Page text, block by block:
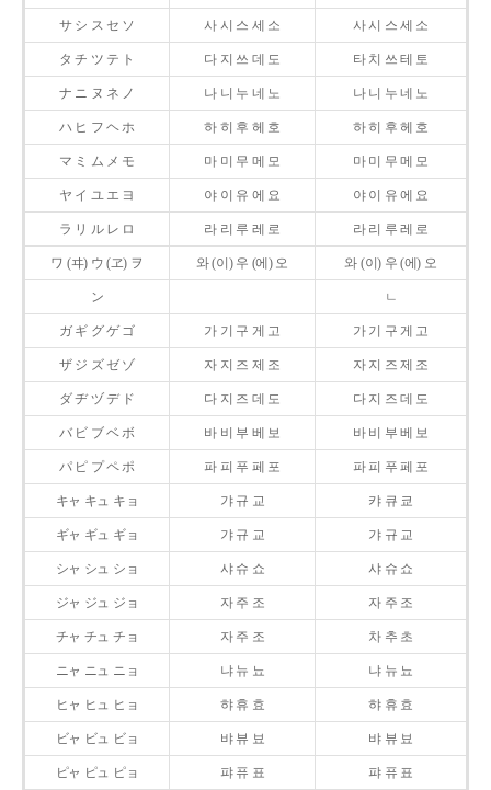
サ シ ス セ ソ 사 시 스 세 소 사 시 스 세 소
タ チ ツ テ ト 다 지 쓰 데 도 타 치 쓰 테 토
ナ ニ ヌ ネ ノ 나 니 누 네 노 나 니 누 네 노
ハ ヒ フ ヘ ホ 하 히 후 헤 호 하 히 후 헤 호
マ ミ ム メ モ 마 미 무 메 모 마 미 무 메 모
ヤ イ ユ エ ヨ 야 이 유 에 요 야 이 유 에 요
ラ リ ル レ ロ 라 리 루 레 로 라 리 루 레 로
ワ (ヰ) ウ (ヱ) ヲ 와 (이) 우 (에) 오 와 (이) 우 (에) 오
ン ㄴ
ガ ギ グ ゲ ゴ 가 기 구 게 고 가 기 구 게 고
ザ ジ ズ ゼ ゾ 자 지 즈 제 조 자 지 즈 제 조
ダ ヂ ヅ デ ド 다 지 즈 데 도 다 지 즈 데 도
バ ビ ブ ベ ボ 바 비 부 베 보 바 비 부 베 보
パ ピ プ ペ ポ 파 피 푸 페 포 파 피 푸 페 포
キャ キュ キョ 갸 규 교 캬 큐 쿄
ギャ ギュ ギョ 갸 규 교 갸 규 교
シャ シュ ショ 샤 슈 쇼 샤 슈 쇼
ジャ ジュ ジョ 자 주 조 자 주 조
チャ チュ チョ 자 주 조 차 추 초
ニャ ニュ ニョ 냐 뉴 뇨 냐 뉴 뇨
ヒャ ヒュ ヒョ 햐 휴 효 햐 휴 효
ビャ ビュ ビョ 뱌 뷰 뵤 뱌 뷰 뵤
ピャ ピュ ピョ 퍄 퓨 표 퍄 퓨 표